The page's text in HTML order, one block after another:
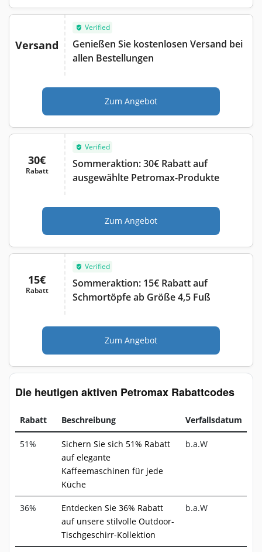
Versand
Verified
Genießen Sie kostenlosen Versand bei
allen Bestellungen
Zum Angebot
30€
Rabatt
Verified
Sommeraktion: 30€ Rabatt auf
ausgewählte Petromax-Produkte
Zum Angebot
15€
Rabatt
Verified
Sommeraktion: 15€ Rabatt auf
Schmortöpfe ab Größe 4,5 Fuß
Zum Angebot
Die heutigen aktiven Petromax Rabattcodes
Rabatt Beschreibung Verfallsdatum
51%
Sichern Sie sich 51% Rabatt
auf elegante
Kaffeemaschinen für jede
Küche
b.a.W
36%
Entdecken Sie 36% Rabatt
auf unsere stilvolle Outdoor-
Tischgeschirr-Kollektion
b.a.W